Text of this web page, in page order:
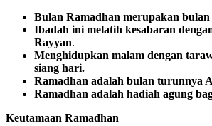
Bulan Ramadhan merupakan bulan
Ibadah ini melatih kesabaran
Rayyan.
Menghidupkan malam dengan
siang hari.
Ramadhan adalah bulan turunnya
Ramadhan adalah hadiah agung
Keutamaan Ramadhan